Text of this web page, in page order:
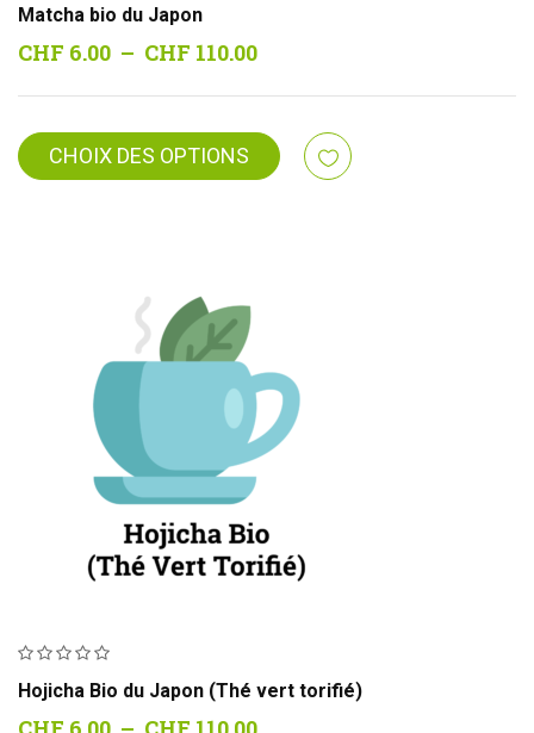
Matcha bio du Japon
CHF 6.00 – CHF 110.00Plage
CHF 6.00
CHOIX DES OPTIONS
Hojicha Bio du Japon (Thé vert torifié)